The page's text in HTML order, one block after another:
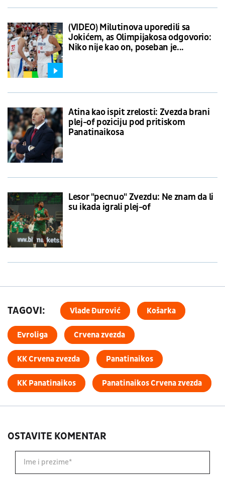
(VIDEO) Milutinova uporedili sa
Jokićem, as Olimpijakosa odgovorio:
Niko nije kao on, poseban je...
Atina kao ispit zrelosti: Zvezda brani
plej-of poziciju pod pritiskom
Panatinaikosa
Lesor "pecnuo" Zvezdu: Ne znam da li
su ikada igrali plej-of
TAGOVI: Vlade Đurović Košarka
Evroliga Crvena zvezda
KK Crvena zvezda Panatinaikos
KK Panatinaikos Panatinaikos Crvena zvezda
OSTAVITE KOMENTAR